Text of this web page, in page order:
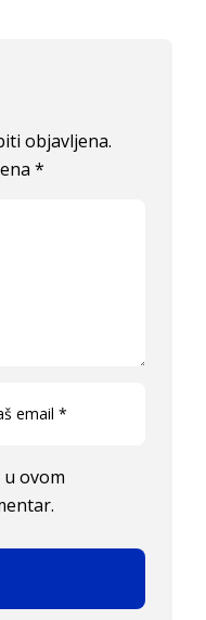
objavljena.
*
ovom